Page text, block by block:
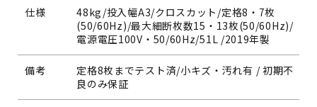
仕様
48kg/投入幅A3/クロスカット/定格8・7枚
(50/60Hz)/最大細断枚数15・13枚(50/60Hz)/
電源電圧100V・50/60Hz/51L /2019年製
備考
定格8枚までテスト済/小キズ・汚れ有 / 初期不
良のみ保証